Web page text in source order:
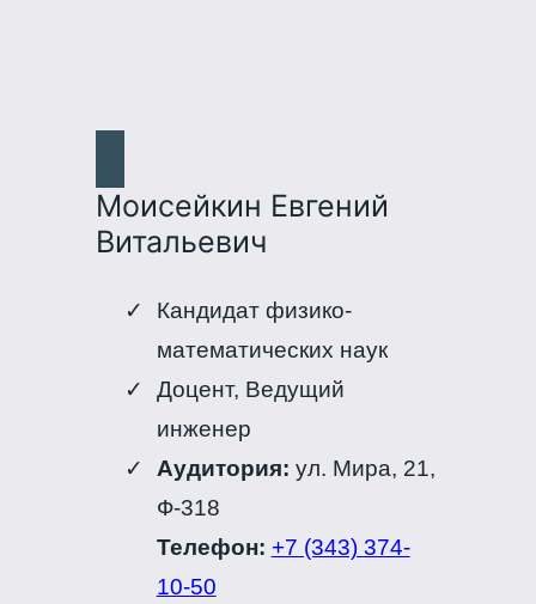
Моисейкин Евгений
Витальевич
Кандидат физико-
математических наук
Доцент, Ведущий
инженер
Аудитория: ул. Мира, 21,
Ф-318
Телефон: +7 (343) 374-
10-50